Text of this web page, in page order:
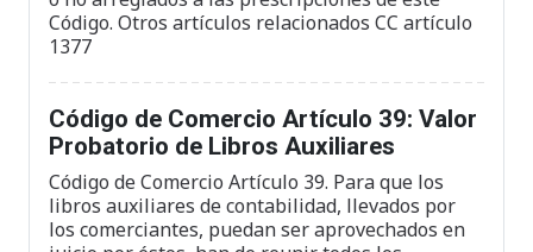
Código. Otros artículos relacionados CC artículo
1377
Código de Comercio Artículo 39: Valor
Probatorio de Libros Auxiliares
Código de Comercio Artículo 39. Para que los
libros auxiliares de contabilidad, llevados por
los comerciantes, puedan ser aprovechados en